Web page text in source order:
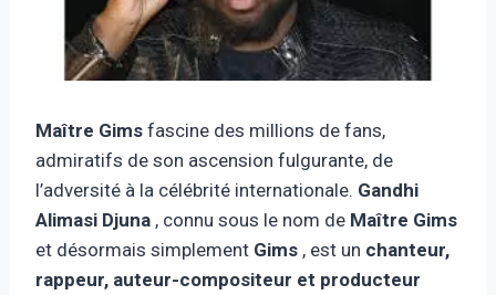
Maître Gims fascine des millions de fans,
admiratifs de son ascension fulgurante, de
l’adversité à la célébrité internationale. Gandhi
Alimasi Djuna , connu sous le nom de Maître Gims
et désormais simplement Gims , est un chanteur,
rappeur, auteur-compositeur et producteur